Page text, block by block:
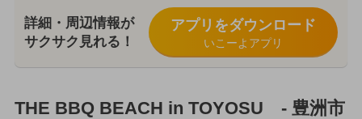
詳細・周辺情報が
サクサク見れる！
アプリをダウンロード
いこーよアプリ
THE BBQ BEACH in TOYOSU - 豊洲市